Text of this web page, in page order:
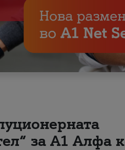
за А1 Алфа